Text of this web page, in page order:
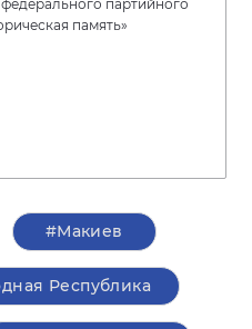
партийного
память»
#Макиев
Республика